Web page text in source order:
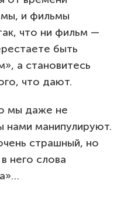
и фильмы
что ни фильм —
быть
а становитесь
что дают.
мы даже не
нами манипулируют.
страшный, но
него слова